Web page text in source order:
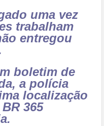
uma vez
trabalham
entregou
boletim de
a polícia
localização
365